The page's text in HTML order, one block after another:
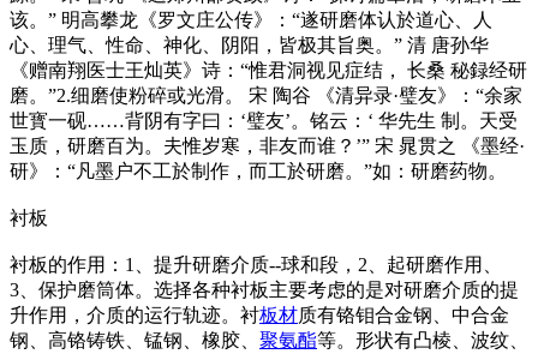
该。” 明高攀龙《罗文庄公传》：“遂研磨体认於道心、人
心、理气、性命、神化、阴阳，皆极其旨奥。” 清 唐孙华
《赠南翔医士王灿英》诗：“惟君洞视见症结， 长桑 秘録经研
磨。”2.细磨使粉碎或光滑。 宋 陶谷 《清异录·璧友》：“余家
世寳一砚……背阴有字曰：‘璧友’。铭云：‘ 华先生 制。天受
玉质，研磨百为。夫惟岁寒，非友而谁？’” 宋 晁贯之 《墨经·
研》：“凡墨户不工於制作，而工於研磨。”如：研磨药物。
衬板
衬板的作用：1、提升研磨介质--球和段，2、起研磨作用、
3、保护磨筒体。选择各种衬板主要考虑的是对研磨介质的提
升作用，介质的运行轨迹。衬板材质有铬钼合金钢、中合金
钢、高铬铸铁、锰钢、橡胶、 聚氨酯等。形状有凸棱、波纹、